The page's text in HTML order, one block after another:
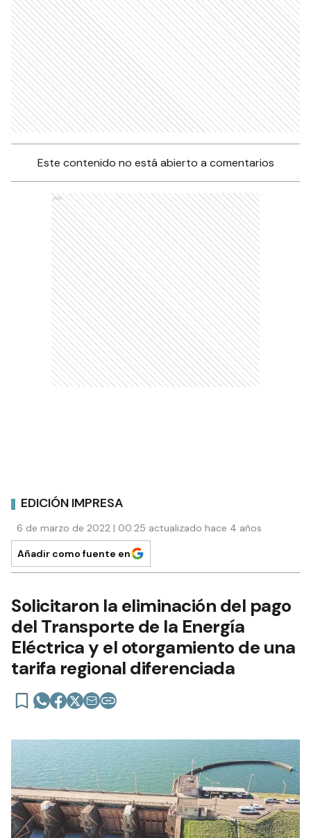
Este contenido no está abierto a comentarios
Ads
EDICIÓN IMPRESA
6 de marzo de 2022 | 00:25 actualizado hace 4 años
Añadir como fuente en
Solicitaron la eliminación del pago
del Transporte de la Energía
Eléctrica y el otorgamiento de una
tarifa regional diferenciada